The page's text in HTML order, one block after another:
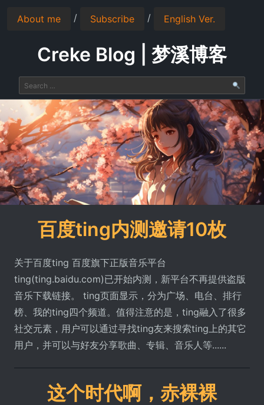
About me / Subscribe / English Ver.
Creke Blog | 梦溪博客
百度ting内测邀请10枚
关于百度ting 百度旗下正版音乐平台
ting(ting.baidu.com)已开始内测，新平台不再提供盗版
音乐下载链接。 ting页面显示，分为广场、电台、排行
榜、我的ting四个频道。值得注意的是，ting融入了很多
社交元素，用户可以通过寻找ting友来搜索ting上的其它
用户，并可以与好友分享歌曲、专辑、音乐人等......
这个时代啊，赤裸裸